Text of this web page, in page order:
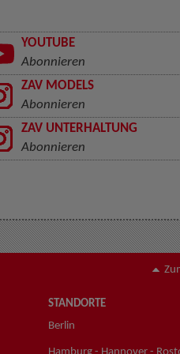
YOUTUBE
Abonnieren
ZAV MODELS
Abonnieren
ZAV UNTERHALTUNG
Abonnieren
STANDORTE
Berlin